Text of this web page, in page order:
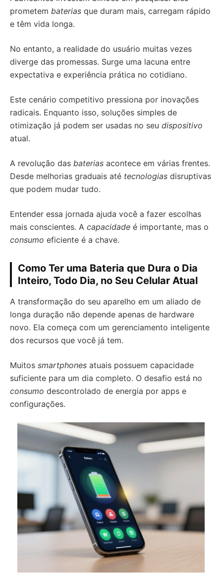
prometem baterias que duram mais, carregam rápido
e têm vida longa.
No entanto, a realidade do usuário muitas vezes
diverge das promessas. Surge uma lacuna entre
expectativa e experiência prática no cotidiano.
Este cenário competitivo pressiona por inovações
radicais. Enquanto isso, soluções simples de
otimização já podem ser usadas no seu dispositivo
atual.
A revolução das baterias acontece em várias frentes.
Desde melhorias graduais até tecnologias disruptivas
que podem mudar tudo.
Entender essa jornada ajuda você a fazer escolhas
mais conscientes. A capacidade é importante, mas o
consumo eficiente é a chave.
Como Ter uma Bateria que Dura o Dia
Inteiro, Todo Dia, no Seu Celular Atual
A transformação do seu aparelho em um aliado de
longa duração não depende apenas de hardware
novo. Ela começa com um gerenciamento inteligente
dos recursos que você já tem.
Muitos smartphones atuais possuem capacidade
suficiente para um dia completo. O desafio está no
consumo descontrolado de energia por apps e
configurações.